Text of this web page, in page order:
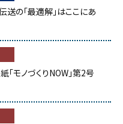
送の「最適解」はここにあ
「モノづくりNOW」第2号